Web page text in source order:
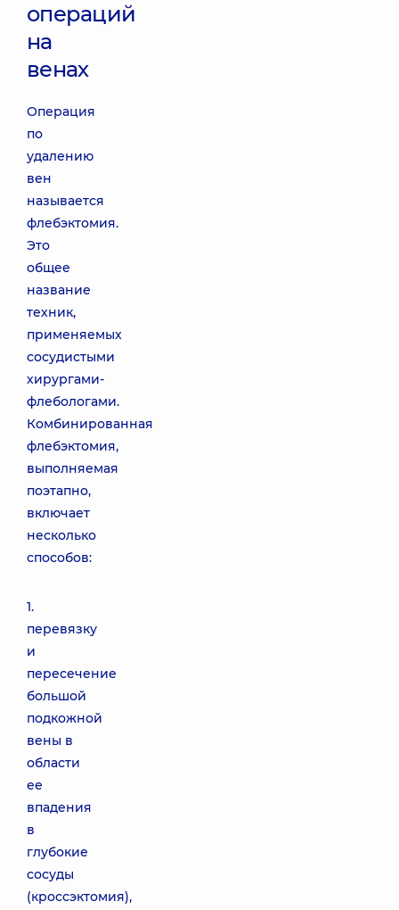
операций
на
венах
Операция
по
удалению
вен
называется
флебэктомия.
Это
общее
название
техник,
применяемых
сосудистыми
хирургами-
флебологами.
Комбинированная
флебэктомия,
выполняемая
поэтапно,
включает
несколько
способов:
1.
перевязку
и
пересечение
большой
подкожной
вены в
области
ее
впадения
в
глубокие
сосуды
(кроссэктомия),